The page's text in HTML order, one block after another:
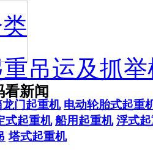
新闻
吊运及抓
门起重机 电动轮胎式起重
式起重机 船用起重机 浮式
塔式起重机